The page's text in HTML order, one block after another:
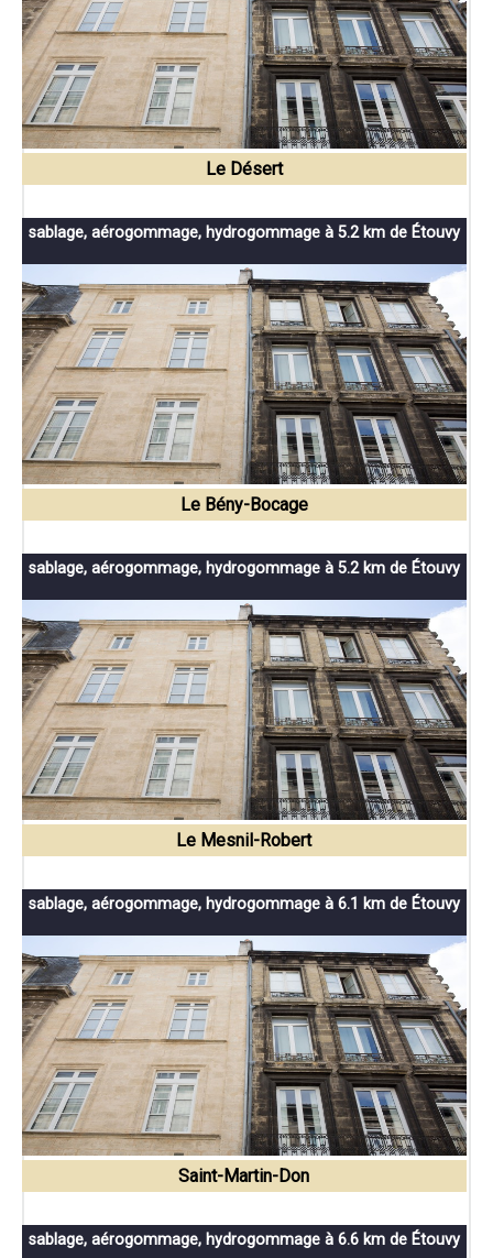
Le Désert
sablage, aérogommage, hydrogommage à 5.2 km de Étouvy
Le Bény-Bocage
sablage, aérogommage, hydrogommage à 5.2 km de Étouvy
Le Mesnil-Robert
sablage, aérogommage, hydrogommage à 6.1 km de Étouvy
Saint-Martin-Don
sablage, aérogommage, hydrogommage à 6.6 km de Étouvy